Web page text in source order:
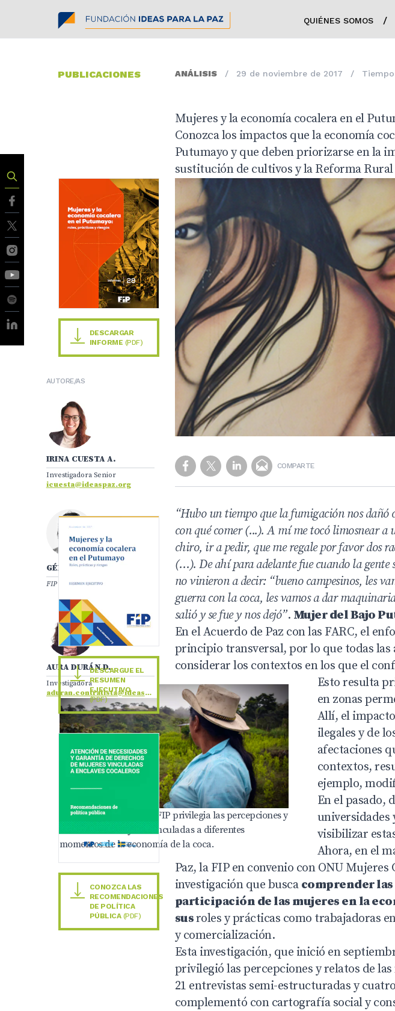
QUIÉNES SOMOS /
PUBLICACIONES ANÁLISIS / 29 de noviembre de 2017 /
Mujeres y la economía cocalera en el
Conozca los impactos que la economía
Putumayo y que deben priorizarse en la
sustitución de cultivos y la Reforma
COMPARTE
DESCARGAR
INFORME (PDF)
AUTORE/AS
IRINA CUESTA A.
Investigadora Senior
icuesta@ideaspaz.org
GÉNICA MAZZOLDI DÍAZ
FIP Alumni
AURA DURÁN D.
Investigadora
aduran.contratista@ideaspaz.org
DESCARGUE EL
RESUMEN
EJECUTIVO
(PDF)
CONOZCA LAS
RECOMENDACIONES
DE POLÍTICA
PÚBLICA(PDF)
“Hubo un tiempo que la fumigación nos dañó
con qué comer (...). A mí me tocó limosnear
chiro, ir a pedir, que me regale por favor dos
(…). De ahí para adelante fue cuando la gente
no vinieron a decir: “bueno campesinos, les
guerra con la coca, les vamos a dar
salió y se fue y nos dejó”. Mujer del Bajo
En el Acuerdo de Paz con las FARC, el
principio transversal, por lo que todas
considerar los contextos en los que el
Esta investigación de la FIP privilegia las percepciones y
relatos de las mujeres vinculadas a diferentes
momentos de la economía de la coca.
Esto resulta
en zonas
Allí, el
ilegales y de
afectaciones
contextos,
ejemplo,
En el pasado,
universidades
visibilizar
Ahora, en el
Paz, la FIP en convenio con ONU Mujeres
investigaciónque busca comprender
participación de las mujeres en la
susroles y prácticas como trabajadoras
y comercialización.
Esta investigación, que inició en
privilegió las percepciones yrelatos de
21 entrevistas semi-estructuradas y
complementó con cartografía social y